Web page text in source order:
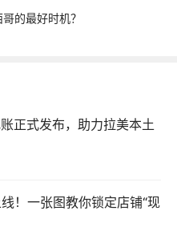
的最好时机？
正式发布，助力拉美本土
！一张图教你锁定店铺“现